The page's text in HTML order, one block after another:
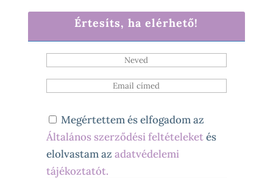
Értesíts, ha elérhető!
Megértettem és elfogadom az
Általános szerződési feltételeketés
elolvastam az adatvédelemi
tájékoztatót.